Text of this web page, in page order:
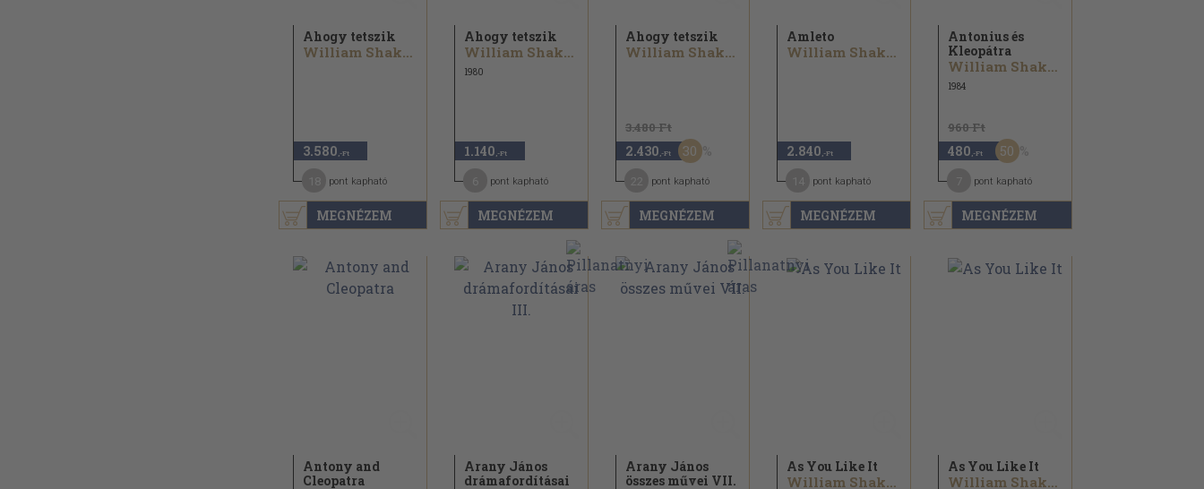
MEGNÉZEM
Ahogy tetszik
William Shakespeare
3.580 ,-Ft
pont kapható
MEGNÉZEM
Ahogy tetszik
William Shakespeare
1980
1.140 ,-Ft
pont kapható
MEGNÉZEM
Ahogy tetszik
William Shakespeare
3.480 Ft
2.430 ,-Ft 30
pont kapható
MEGNÉZEM
Amleto
William Shakespeare
2.840 ,-Ft
pont kapható
MEGNÉZEM
Antonius és
Kleopátra
William Shakespeare
1984
960 Ft
480 ,-Ft 50
pont kapható
Antony and
Cleopatra
Arany János
drámafordításai
Arany János
összes művei VII.
As You Like It
William Shakespeare
As You Like It
William Shakespeare